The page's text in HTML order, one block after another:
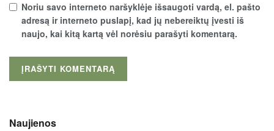
Noriu savo interneto naršyklėje išsaugoti vardą, el. pašto
adresą ir interneto puslapį, kad jų nebereiktų įvesti iš
naujo, kai kitą kartą vėl norėsiu parašyti komentarą.
Naujienos